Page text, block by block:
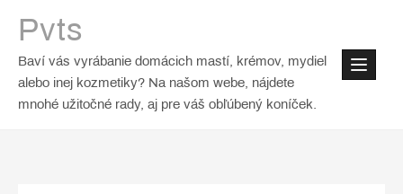
Pvts
Baví vás vyrábanie domácich mastí, krémov, mydiel
alebo inej kozmetiky? Na našom webe, nájdete
mnohé užitočné rady, aj pre váš obľúbený koníček.